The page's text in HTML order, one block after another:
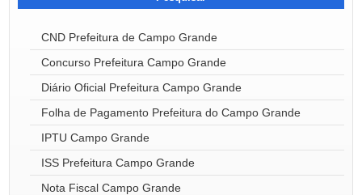
CND Prefeitura de Campo Grande
Concurso Prefeitura Campo Grande
Diário Oficial Prefeitura Campo Grande
Folha de Pagamento Prefeitura do Campo Grande
IPTU Campo Grande
ISS Prefeitura Campo Grande
Nota Fiscal Campo Grande